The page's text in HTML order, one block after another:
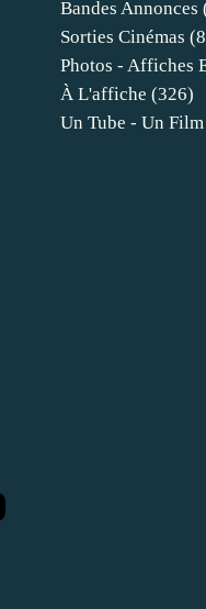
Bandes Annonces
Sorties Cinémas
Photos - Affiches
À L'affiche (326)
Un Tube - Un